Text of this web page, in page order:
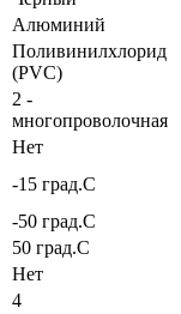
Алюминий
Поливинилхлорид
(PVC)
2 -
многопроволочная
Нет
-15 град.C
-50 град.C
50 град.C
Нет
4